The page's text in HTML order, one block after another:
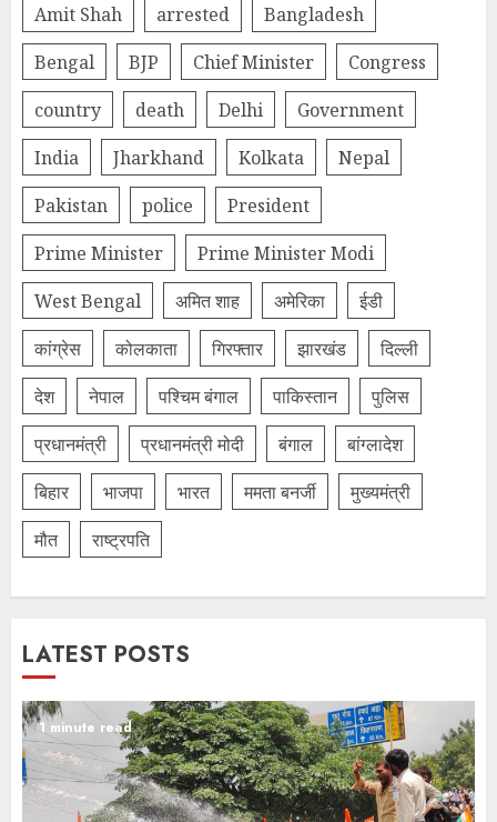
Amit Shah arrested
Bangladesh
Bengal
BJP Chief Minister
Congress
country
death Delhi
Government
India
Jharkhand Kolkata
Nepal
Pakistan
police
President
Prime Minister
Prime Minister Modi
West Bengal
अमित शाह अमेरिका
ईडी
कांग्रेस
कोलकाता गिरफ्तार झारखंड
दिल्‍ली
देश
नेपाल पश्चिम बंगाल पाकिस्तान
पुलिस
प्रधानमंत्री
प्रधानमंत्री मोदी बंगाल
बांग्लादेश
बिहार
भाजपा भारत ममता बनर्जी
मुख्यमंत्री
मौत
राष्ट्रपति
LATEST POSTS
1 minute read